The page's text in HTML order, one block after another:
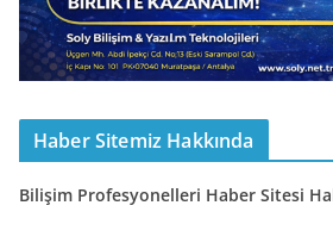
Haber Sitemiz Hakkında
Bilişim Profesyonelleri Haber Sitesi